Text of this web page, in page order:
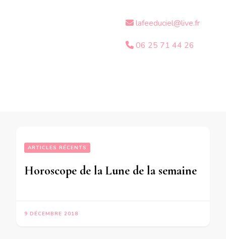
lafeeduciel@live.fr
06 25 71 44 26
ARTICLES RÉCENTS
Horoscope de la Lune de la semaine
9 DÉCEMBRE 2018